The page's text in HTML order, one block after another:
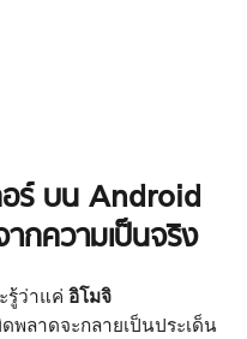
อร์ บน Android
กความเป็นจริง
ะรู้ว่าแค่อิโมจิ
พลาดจะกลายเป็นประเด็น